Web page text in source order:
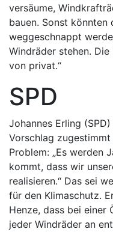
versäume,
bauen. Sonst könnten
weggeschnappt
Windräder stehen.
von privat.“
SPD
Johannes Erling
Vorschlag
Problem: „Es werden
kommt, dass wir
realisieren.“ Das sei
für den Klimaschutz.
Henze, dass bei einer
jeder Windräder an